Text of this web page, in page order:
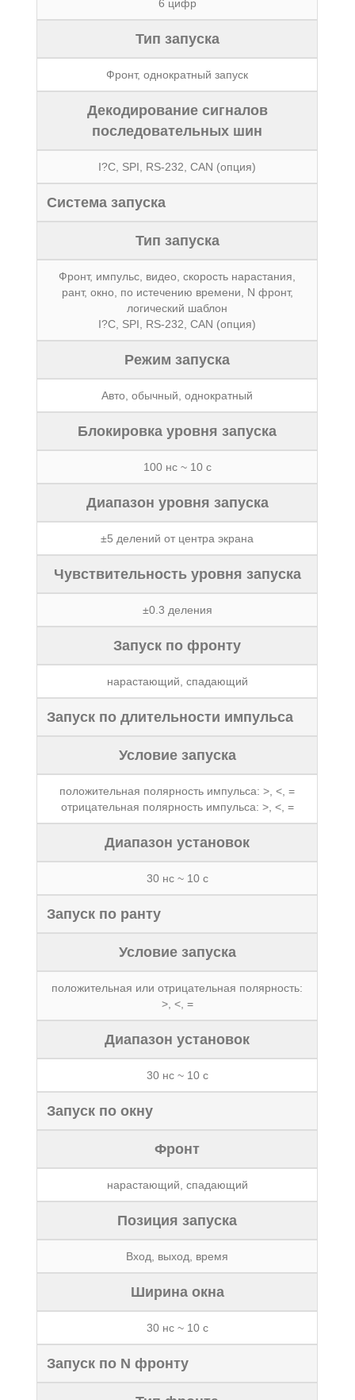
6 цифр
Тип запуска
Фронт, однократный запуск
Декодирование сигналов
последовательных шин
I?C, SPI, RS-232, CAN (опция)
Система запуска
Тип запуска
Фронт, импульс, видео, скорость нарастания,
рант, окно, по истечению времени, N фронт,
логический шаблон
I?C, SPI, RS-232, CAN (опция)
Режим запуска
Авто, обычный, однократный
Блокировка уровня запуска
100 нс ~ 10 с
Диапазон уровня запуска
±5 делений от центра экрана
Чувствительность уровня запуска
±0.3 деления
Запуск по фронту
нарастающий, спадающий
Запуск по длительности импульса
Условие запуска
положительная полярность импульса: >, <, =
отрицательная полярность импульса: >, <, =
Диапазон установок
30 нс ~ 10 с
Запуск по ранту
Условие запуска
положительная или отрицательная полярность:
>, <, =
Диапазон установок
30 нс ~ 10 с
Запуск по окну
Фронт
нарастающий, спадающий
Позиция запуска
Вход, выход, время
Ширина окна
30 нс ~ 10 с
Запуск по N фронту